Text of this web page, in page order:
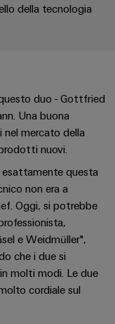
della tecnologia
duo - Gottfried
Una buona
nel mercato della
nuovi.
questa
non era a
Oggi, si potrebbe
e Weidmüller",
che i due si
molti modi. Le due
cordiale sul